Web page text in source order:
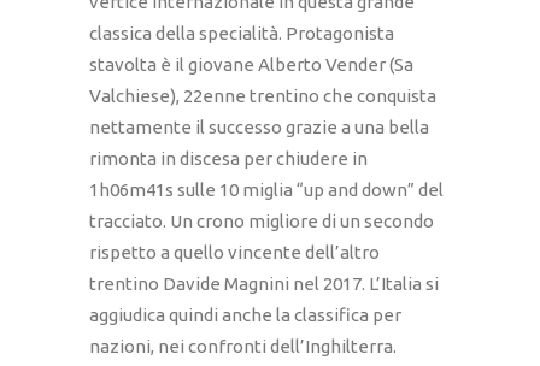
classica della specialità. Protagonista
stavolta è il giovane Alberto Vender (Sa
Valchiese), 22enne trentino che conquista
nettamente il successo grazie a una bella
rimonta in discesa per chiudere in
1h06m41s sulle 10 miglia “up and down” del
tracciato. Un crono migliore di un secondo
rispetto a quello vincente dell’altro
trentino Davide Magnini nel 2017. L’Italia si
aggiudica quindi anche la classifica per
nazioni, nei confronti dell’Inghilterra.